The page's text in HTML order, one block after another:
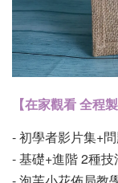
【在家觀看 全程
- 初學者影片集+
-基礎+進階 2種